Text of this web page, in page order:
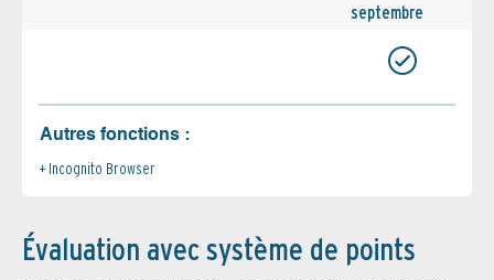
septembre
Autres fonctions :
Incognito Browser
Évaluation avec système de points